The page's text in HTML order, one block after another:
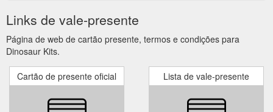
Links de vale-presente
Página de web de cartão presente, termos e condições para
Dinosaur Kits.
Cartão de presente oficial Lista de vale-presente